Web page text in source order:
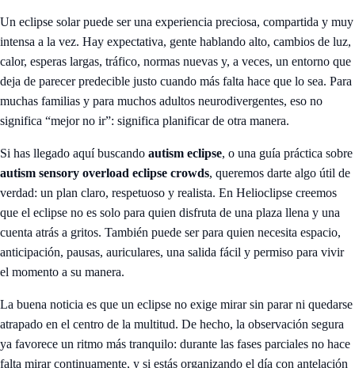
Un eclipse solar puede ser una experiencia preciosa, compartida y muy
intensa a la vez. Hay expectativa, gente hablando alto, cambios de luz,
calor, esperas largas, tráfico, normas nuevas y, a veces, un entorno que
deja de parecer predecible justo cuando más falta hace que lo sea. Para
muchas familias y para muchos adultos neurodivergentes, eso no
significa “mejor no ir”: significa planificar de otra manera.
Si has llegado aquí buscando autism eclipse, o una guía práctica sobre
autism sensory overload eclipse crowds, queremos darte algo útil de
verdad: un plan claro, respetuoso y realista. En Helioclipse creemos
que el eclipse no es solo para quien disfruta de una plaza llena y una
cuenta atrás a gritos. También puede ser para quien necesita espacio,
anticipación, pausas, auriculares, una salida fácil y permiso para vivir
el momento a su manera.
La buena noticia es que un eclipse no exige mirar sin parar ni quedarse
atrapado en el centro de la multitud. De hecho, la observación segura
ya favorece un ritmo más tranquilo: durante las fases parciales no hace
falta mirar continuamente, y si estás organizando el día con antelación